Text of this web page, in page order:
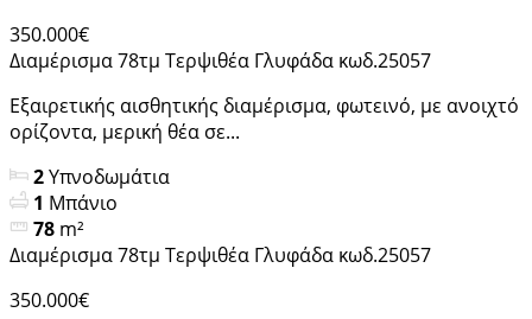
350.000€
Διαμέρισμα 78τμ Τερψιθέα Γλυφάδα κωδ.25057
Εξαιρετικής αισθητικής διαμέρισμα, φωτεινό, με ανοιχτό
ορίζοντα, μερική θέα σε...
2Υπνοδωμάτια
1 Μπάνιο
78 m²
Διαμέρισμα 78τμ Τερψιθέα Γλυφάδα κωδ.25057
350.000€